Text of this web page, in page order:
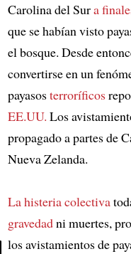
Carolina del Sura
que se habían visto
el bosque. Desde
convertirse en un
payasosterroríficos
EE.UU. Los
propagado a partes de
Nueva Zelanda.
La histeria colectiva
gravedadni muertes,
los avistamientos de